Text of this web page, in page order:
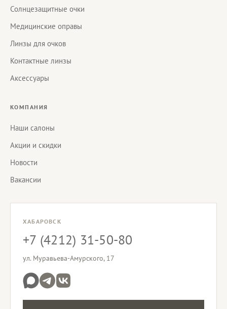
Солнцезащитные очки
Медицинские оправы
Линзы для очков
Контактные линзы
Аксессуары
КОМПАНИЯ
Наши салоны
Акции и скидки
Новости
Вакансии
ХАБАРОВСК
+7 (4212) 31-50-80
ул. Муравьева-Амурского, 17